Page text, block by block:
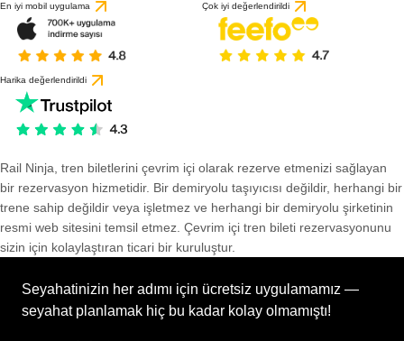
En iyi mobil uygulama Çok iyi değerlendirildi
Harika değerlendirildi
Rail Ninja, tren biletlerini çevrim içi olarak rezerve etmenizi sağlayan
bir rezervasyon hizmetidir. Bir demiryolu taşıyıcısı değildir, herhangi bir
trene sahip değildir veya işletmez ve herhangi bir demiryolu şirketinin
resmi web sitesini temsil etmez. Çevrim içi tren bileti rezervasyonunu
sizin için kolaylaştıran ticari bir kuruluştur.
Seyahatinizin her adımı için ücretsiz uygulamamız —
seyahat planlamak hiç bu kadar kolay olmamıştı!